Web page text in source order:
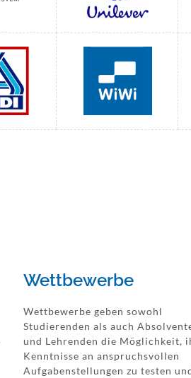
Wettbewerbe
Wettbewerbe geben sowohl
Studierenden als auch
und Lehrenden die Möglichkeit,
Kenntnisse an anspruchsvollen
Aufgabenstellungen zu testen